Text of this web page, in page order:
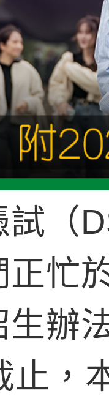
試（
正忙
生辦
止，